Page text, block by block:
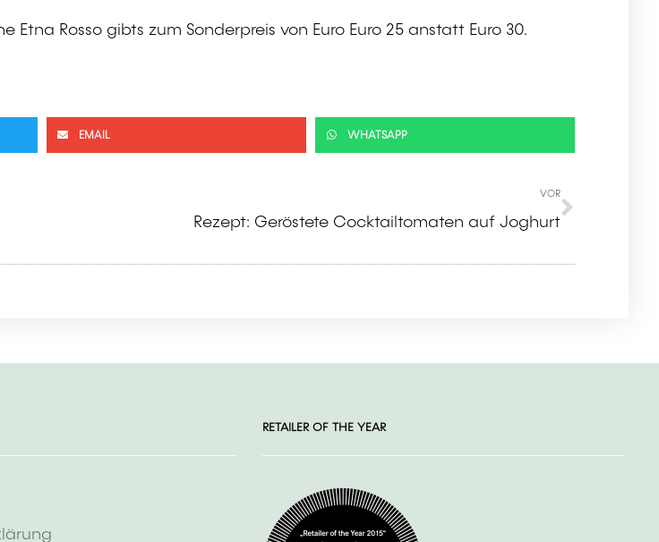
Rosso gibts zum Sonderpreis von Euro Euro 25 anstatt Euro 30.
EMAIL WHATSAPP
VOR
Rezept: Geröstete Cocktailtomaten auf Joghurt
RETAILER OF THE YEAR